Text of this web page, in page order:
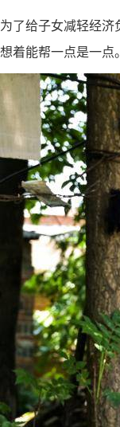
为了给子女减轻经济
想着能帮一点是一点